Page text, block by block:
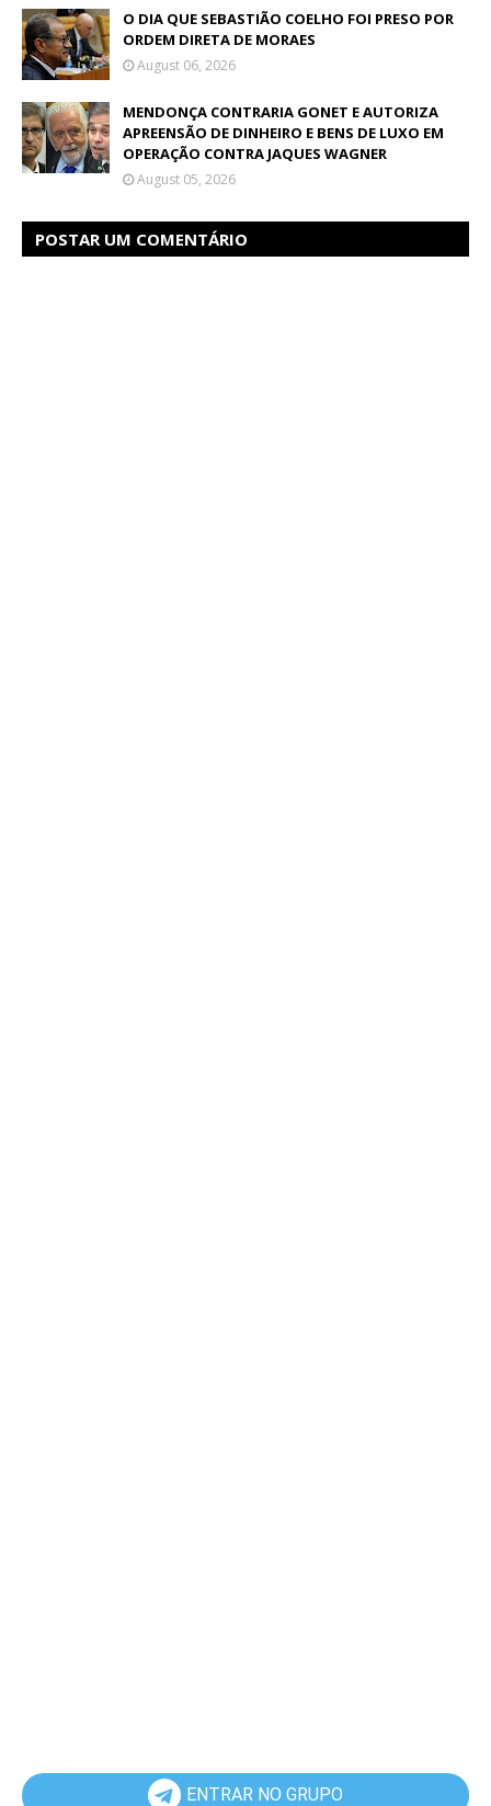
O DIA QUE SEBASTIÃO COELHO FOI PRESO POR
ORDEM DIRETA DE MORAES
August 06, 2026
MENDONÇA CONTRARIA GONET E AUTORIZA
APREENSÃO DE DINHEIRO E BENS DE LUXO EM
OPERAÇÃO CONTRA JAQUES WAGNER
August 05, 2026
POSTAR UM COMENTÁRIO
ENTRAR NO GRUPO